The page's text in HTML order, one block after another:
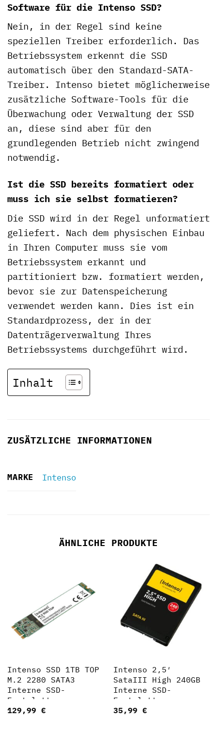
Software für die Intenso SSD?
Nein, in der Regel sind keine
speziellen Treiber erforderlich. Das
Betriebssystem erkennt die SSD
automatisch über den Standard-SATA-
Treiber. Intenso bietet möglicherweise
zusätzliche Software-Tools für die
Überwachung oder Verwaltung der SSD
an, diese sind aber für den
grundlegenden Betrieb nicht zwingend
notwendig.
Ist die SSD bereits formatiert oder
muss ich sie selbst formatieren?
Die SSD wird in der Regel unformatiert
geliefert. Nach dem physischen Einbau
in Ihren Computer muss sie vom
Betriebssystem erkannt und
partitioniert bzw. formatiert werden,
bevor sie zur Datenspeicherung
verwendet werden kann. Dies ist ein
Standardprozess, der in der
Datenträgerverwaltung Ihres
Betriebssystems durchgeführt wird.
Inhalt
ZUSÄTZLICHE INFORMATIONEN
MARKE Intenso
ÄHNLICHE PRODUKTE
Intenso SSD 1TB TOP
M.2 2280 SATA3
Interne SSD-
Festplatte
129,99 €
Intenso 2,5′
SataIII High 240GB
Interne SSD-
Festplatte
35,99 €